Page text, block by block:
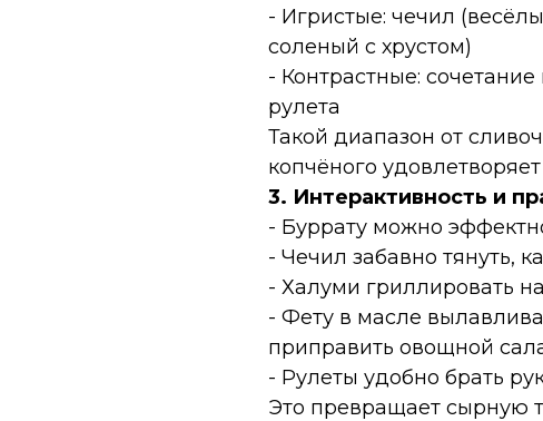
- Игристые: чечил
соленый с хрустом)
- Контрастные:
рулета
Такой диапазон от
копчёного
3. Интерактивность и
- Буррату можно
- Чечил забавно тянуть,
- Халуми гриллировать на
- Фету в масле
приправить овощной
- Рулеты удобно брать
Это превращает сырную